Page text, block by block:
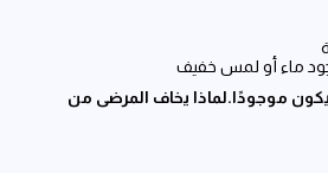
ماء أو لمس خفيف
يكون موجودًا.لماذا يخاف المرضى من